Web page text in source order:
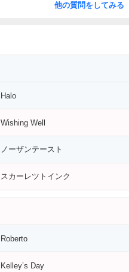
他の質問をしてみる
Halo
Wishing Well
ノーザンテースト
スカーレツトインク
Roberto
Kelley’s Day